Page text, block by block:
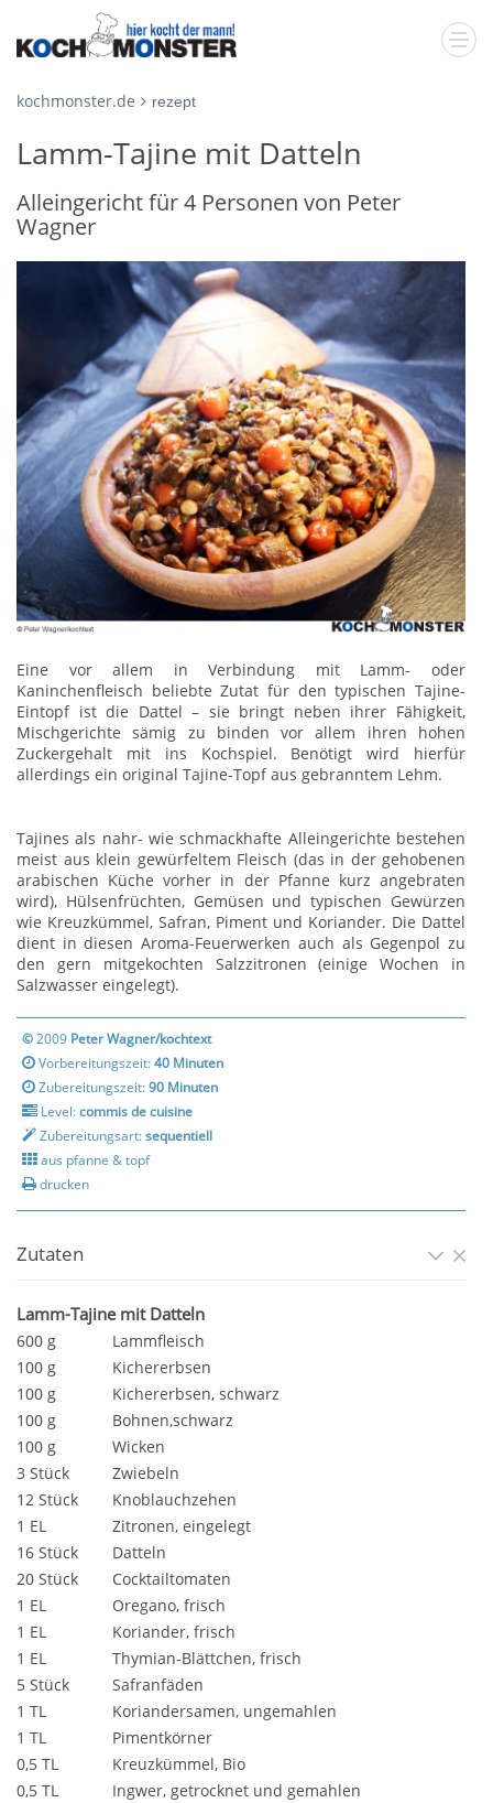
kochmonster.de rezept
Lamm-Tajine mit Datteln
Alleingericht für 4 Personen von Peter
Wagner
Eine vor allem in Verbindung mit Lamm- oder
Kaninchenfleisch beliebte Zutat für den typischen Tajine-
Eintopf ist die Dattel – sie bringt neben ihrer Fähigkeit,
Mischgerichte sämig zu binden vor allem ihren hohen
Zuckergehalt mit ins Kochspiel. Benötigt wird hierfür
allerdings ein original Tajine-Topf aus gebranntem Lehm.
Tajines als nahr- wie schmackhafte Alleingerichte bestehen
meist aus klein gewürfeltem Fleisch (das in der gehobenen
arabischen Küche vorher in der Pfanne kurz angebraten
wird), Hülsenfrüchten, Gemüsen und typischen Gewürzen
wie Kreuzkümmel, Safran, Piment und Koriander. Die Dattel
dient in diesen Aroma-Feuerwerken auch als Gegenpol zu
den gern mitgekochten Salzzitronen (einige Wochen in
Salzwasser eingelegt).
©2009 Peter Wagner/kochtext
Vorbereitungszeit:40 Minuten
Zubereitungszeit:90 Minuten
Level:commis de cuisine
Zubereitungsart:sequentiell
aus pfanne & topf
drucken
Zutaten
Lamm-Tajine mit Datteln
600 g
Lammfleisch
100 g
Kichererbsen
100 g
Kichererbsen, schwarz
100 g
Bohnen,schwarz
100 g
Wicken
3 Stück
Zwiebeln
12 Stück
Knoblauchzehen
1 EL
Zitronen, eingelegt
16 Stück
Datteln
20 Stück
Cocktailtomaten
1 EL
Oregano, frisch
1 EL
Koriander, frisch
1 EL
Thymian-Blättchen, frisch
5 Stück
Safranfäden
1 TL
Koriandersamen, ungemahlen
1 TL
Pimentkörner
0,5 TL
Kreuzkümmel, Bio
0,5 TL
Ingwer, getrocknet und gemahlen